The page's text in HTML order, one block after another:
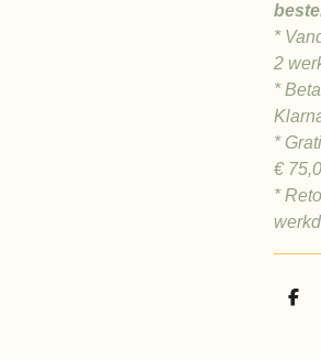
*
2
*
*
€
*
D